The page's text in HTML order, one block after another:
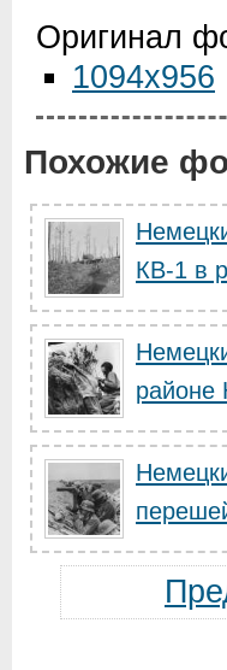
Оригинал
1094x956
Похожие
КВ-1 в
районе